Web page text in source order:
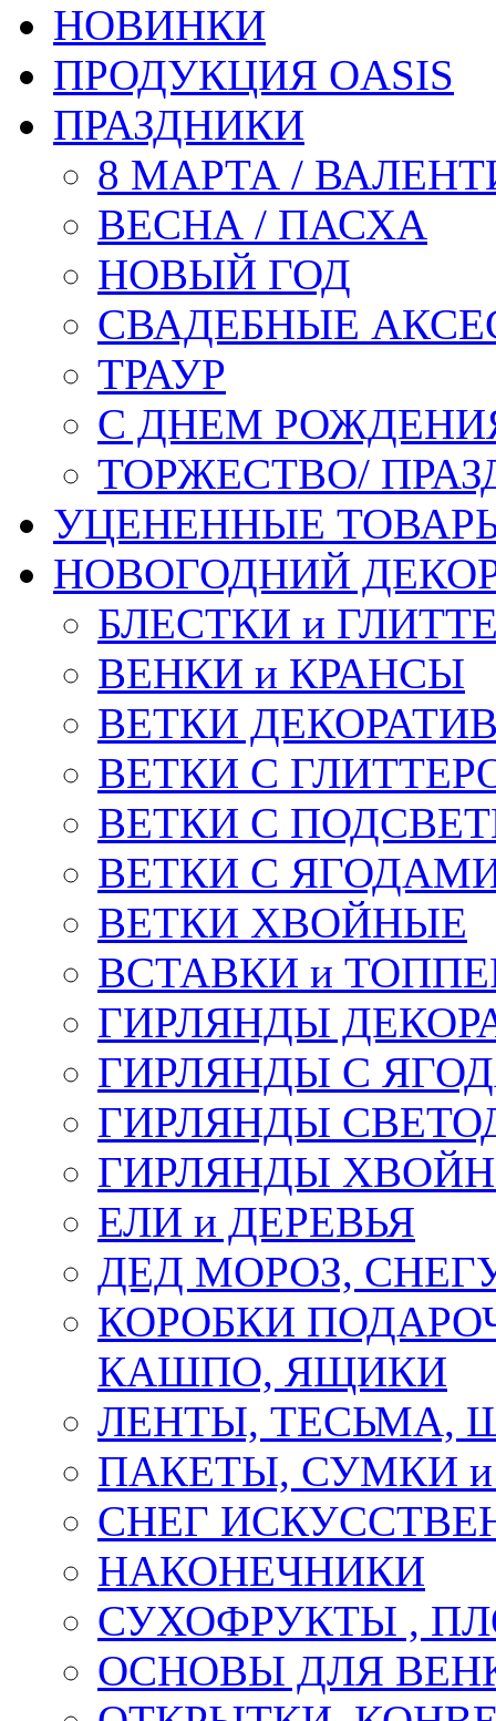
НОВИНКИ
ПРОДУКЦИЯ OASIS
ПРАЗДНИКИ
8 МАРТА /
ВЕСНА / ПАСХА
НОВЫЙ ГОД
СВАДЕБНЫЕ
ТРАУР
С ДНЕМ
ТОРЖЕСТВО/
УЦЕНЕННЫЕ
НОВОГОДНИЙ
БЛЕСТКИ и
ВЕНКИ и КРАНСЫ
ВЕТКИ
ВЕТКИ С
ВЕТКИ С
ВЕТКИ С
ВЕТКИ ХВОЙНЫЕ
ВСТАВКИ и
ГИРЛЯНДЫ
ГИРЛЯНДЫ С
ГИРЛЯНДЫ
ГИРЛЯНДЫ
ЕЛИ и ДЕРЕВЬЯ
ДЕД МОРОЗ,
КОРОБКИ
КАШПО, ЯЩИКИ
ЛЕНТЫ, ТЕСЬМА,
ПАКЕТЫ, СУМКИ
СНЕГ
НАКОНЕЧНИКИ
СУХОФРУКТЫ ,
ОСНОВЫ ДЛЯ